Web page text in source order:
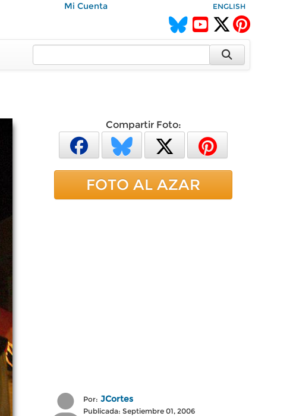
Mi Cuenta ENGLISH
Compartir Foto:
FOTO AL AZAR
Por: JCortes
Publicada: Septiembre 01, 2006